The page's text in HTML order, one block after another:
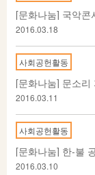
[문화나눔] 국악
2016.03.18
사회공헌활동
[문화나눔] 문소
2016.03.11
사회공헌활동
[문화나눔] 한-불
2016.03.10